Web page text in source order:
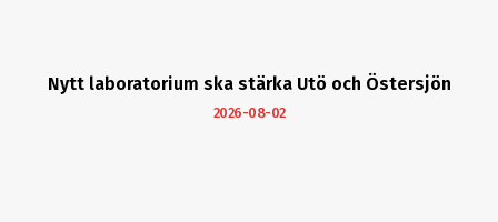
Nytt laboratorium ska stärka Utö och Östersjön
2026-08-02